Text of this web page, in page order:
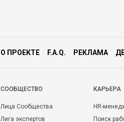
О ПРОЕКТЕ F.A.Q. РЕКЛАМА
CООБЩЕСТВО
Лица Сообщества
Лига экспертов
КАРЬЕРА
HR-
Поиск